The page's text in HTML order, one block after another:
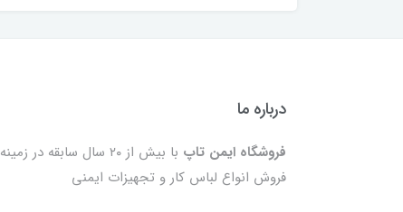
درباره ما
فروشگاه ایمن تاپ
با بیش از ۲۰ سال سابقه در زمینه
فروش انواع لباس کار و تجهیزات ایمنی